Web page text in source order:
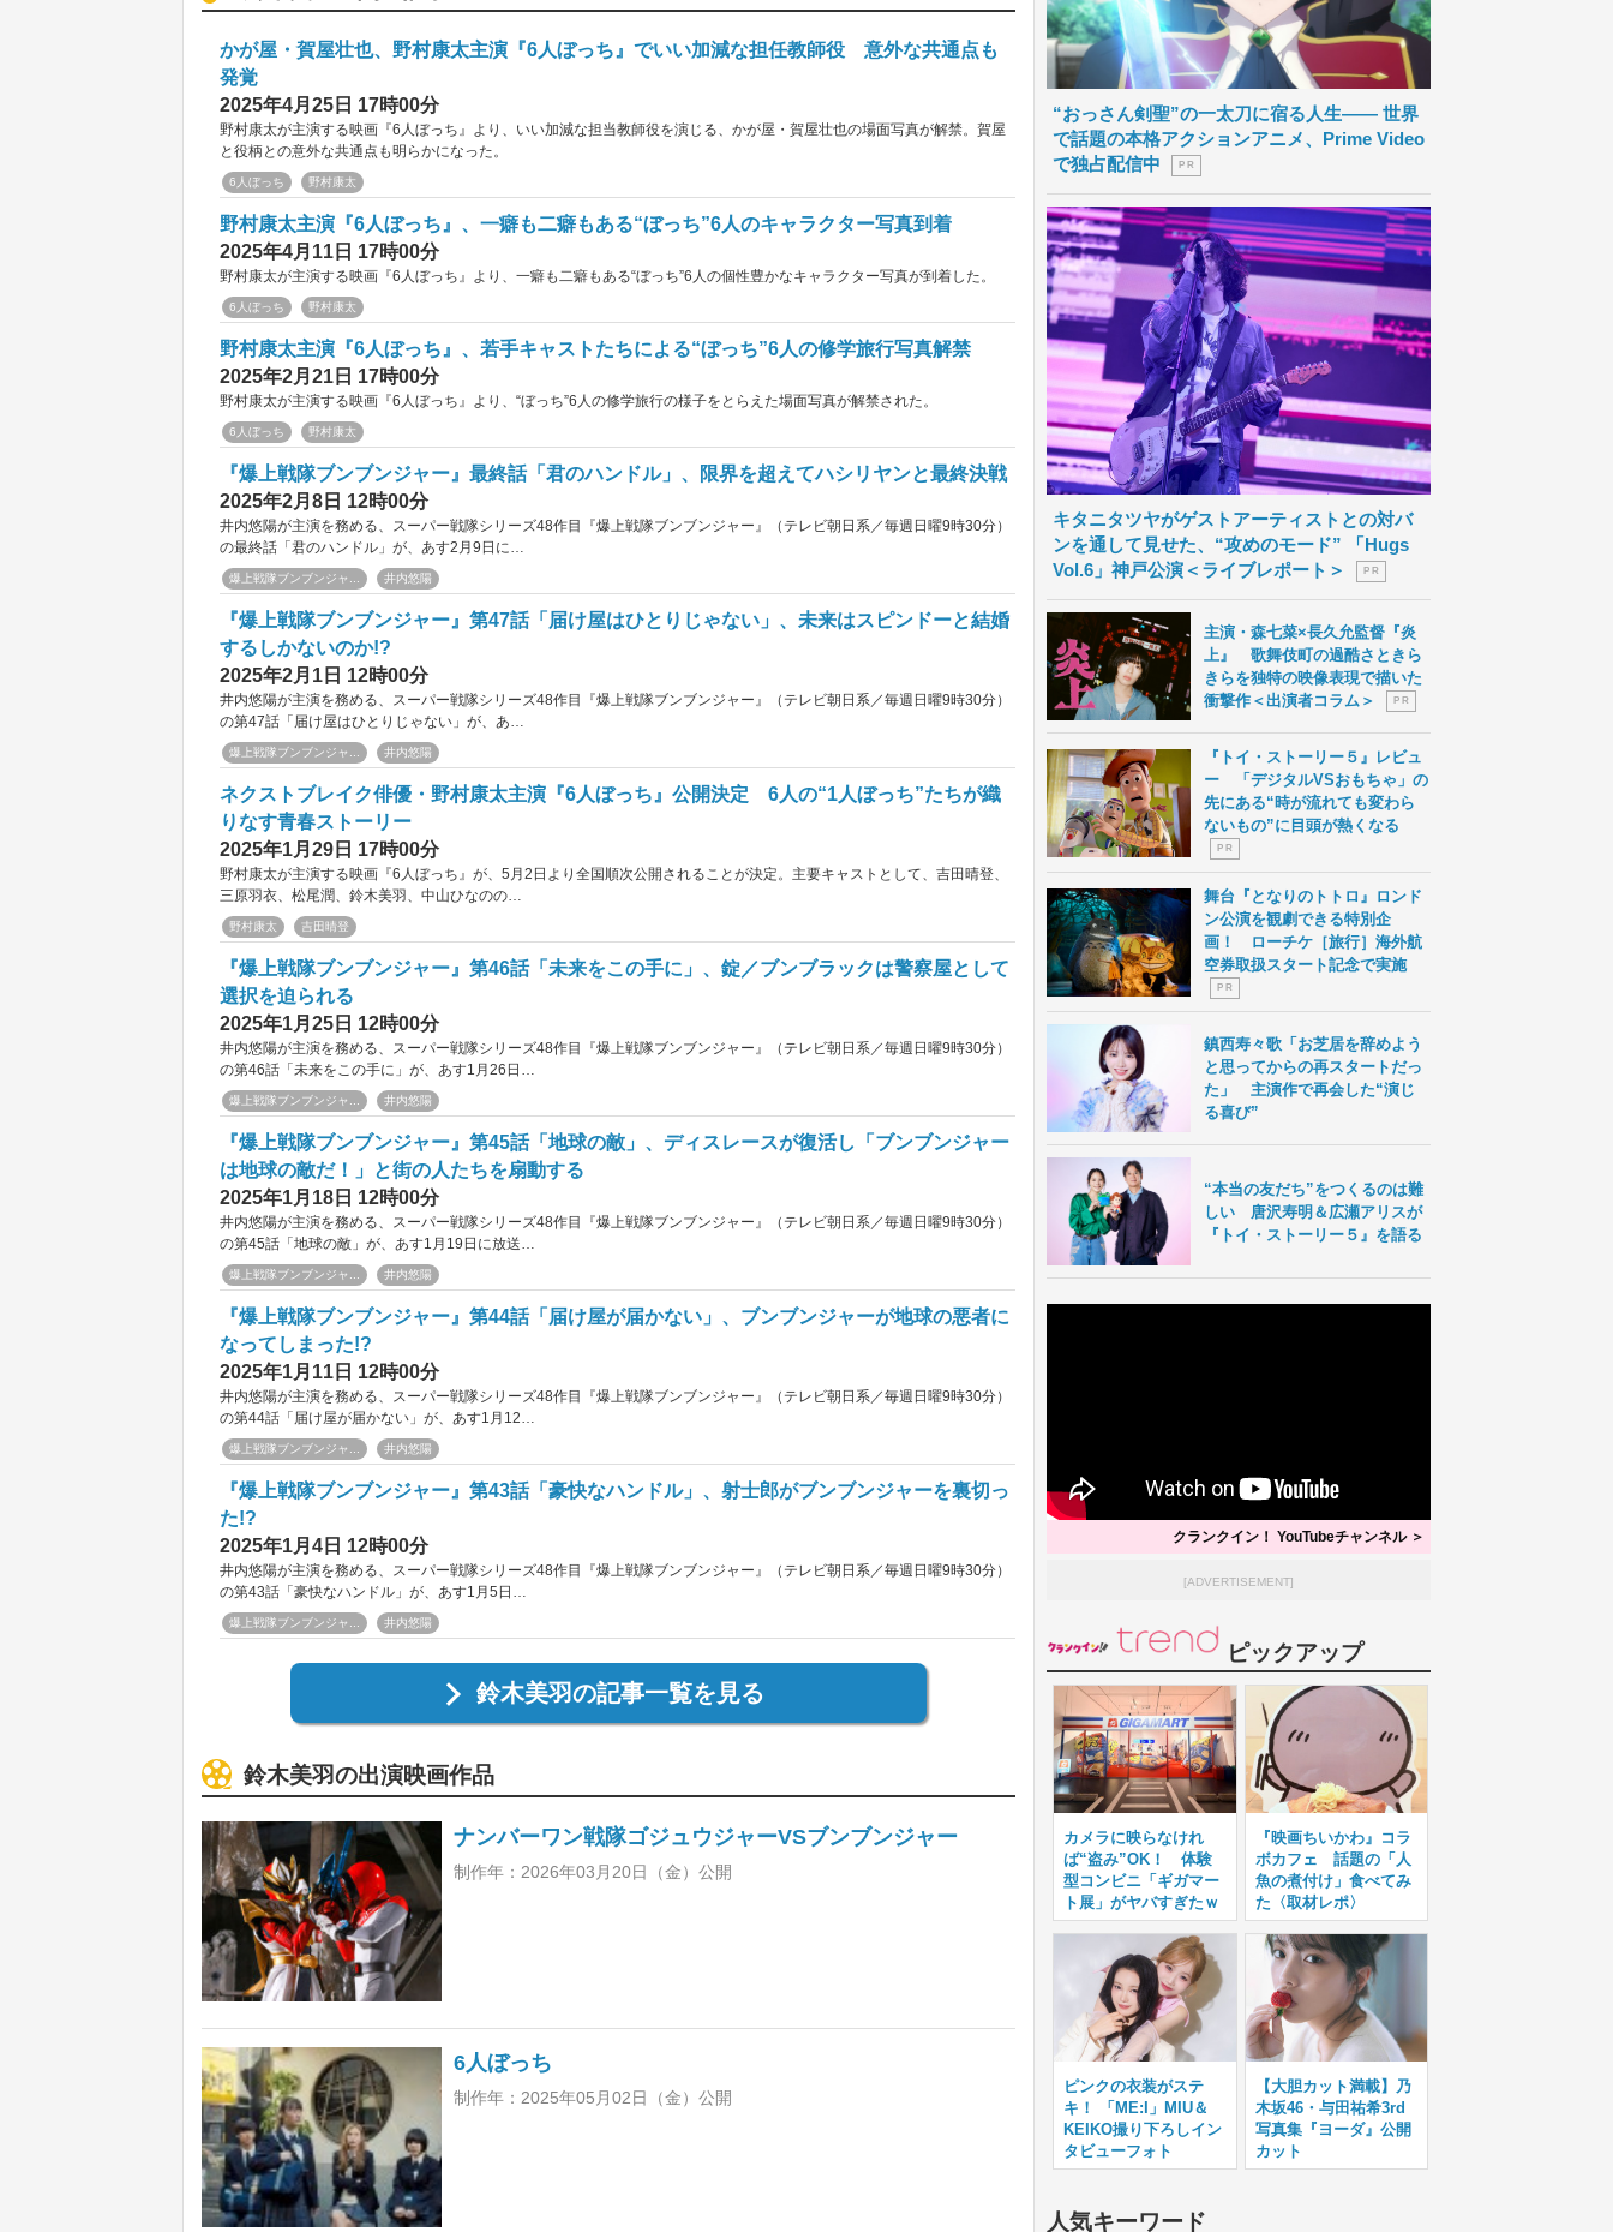
かが屋・賀屋壮也、野村康太主演『6人ぼっち』でいい加減な担任教師役 意外な共通点も
発覚
2025年4月25日 17時00分
野村康太が主演する映画『6人ぼっち』より、いい加減な担当教師役を演じる、かが屋・賀屋壮也の場面写真が解禁。賀屋
と役柄との意外な共通点も明らかになった。
6人ぼっち 野村康太
野村康太主演『6人ぼっち』、一癖も二癖もある“ぼっち”6人のキャラクター写真到着
2025年4月11日 17時00分
野村康太が主演する映画『6人ぼっち』より、一癖も二癖もある“ぼっち”6人の個性豊かなキャラクター写真が到着した。
6人ぼっち 野村康太
野村康太主演『6人ぼっち』、若手キャストたちによる“ぼっち”6人の修学旅行写真解禁
2025年2月21日 17時00分
野村康太が主演する映画『6人ぼっち』より、“ぼっち”6人の修学旅行の様子をとらえた場面写真が解禁された。
6人ぼっち 野村康太
『爆上戦隊ブンブンジャー』最終話「君のハンドル」、限界を超えてハシリヤンと最終決戦
2025年2月8日 12時00分
井内悠陽が主演を務める、スーパー戦隊シリーズ48作目『爆上戦隊ブンブンジャー』（テレビ朝日系／毎週日曜9時30分）
の最終話「君のハンドル」が、あす2月9日に…
爆上戦隊ブンブンジャ... 井内悠陽
『爆上戦隊ブンブンジャー』第47話「届け屋はひとりじゃない」、未来はスピンドーと結婚
するしかないのか!?
2025年2月1日 12時00分
井内悠陽が主演を務める、スーパー戦隊シリーズ48作目『爆上戦隊ブンブンジャー』（テレビ朝日系／毎週日曜9時30分）
の第47話「届け屋はひとりじゃない」が、あ…
爆上戦隊ブンブンジャ... 井内悠陽
ネクストブレイク俳優・野村康太主演『6人ぼっち』公開決定 6人の“1人ぼっち”たちが織
りなす青春ストーリー
2025年1月29日 17時00分
野村康太が主演する映画『6人ぼっち』が、5月2日より全国順次公開されることが決定。主要キャストとして、吉田晴登、
三原羽衣、松尾潤、鈴木美羽、中山ひなのの…
野村康太 吉田晴登
『爆上戦隊ブンブンジャー』第46話「未来をこの手に」、錠／ブンブラックは警察屋として
選択を迫られる
2025年1月25日 12時00分
井内悠陽が主演を務める、スーパー戦隊シリーズ48作目『爆上戦隊ブンブンジャー』（テレビ朝日系／毎週日曜9時30分）
の第46話「未来をこの手に」が、あす1月26日…
爆上戦隊ブンブンジャ... 井内悠陽
『爆上戦隊ブンブンジャー』第45話「地球の敵」、ディスレースが復活し「ブンブンジャー
は地球の敵だ！」と街の人たちを扇動する
2025年1月18日 12時00分
井内悠陽が主演を務める、スーパー戦隊シリーズ48作目『爆上戦隊ブンブンジャー』（テレビ朝日系／毎週日曜9時30分）
の第45話「地球の敵」が、あす1月19日に放送…
爆上戦隊ブンブンジャ... 井内悠陽
『爆上戦隊ブンブンジャー』第44話「届け屋が届かない」、ブンブンジャーが地球の悪者に
なってしまった!?
2025年1月11日 12時00分
井内悠陽が主演を務める、スーパー戦隊シリーズ48作目『爆上戦隊ブンブンジャー』（テレビ朝日系／毎週日曜9時30分）
の第44話「届け屋が届かない」が、あす1月12…
爆上戦隊ブンブンジャ... 井内悠陽
『爆上戦隊ブンブンジャー』第43話「豪快なハンドル」、射士郎がブンブンジャーを裏切っ
た!?
2025年1月4日 12時00分
井内悠陽が主演を務める、スーパー戦隊シリーズ48作目『爆上戦隊ブンブンジャー』（テレビ朝日系／毎週日曜9時30分）
の第43話「豪快なハンドル」が、あす1月5日…
爆上戦隊ブンブンジャ... 井内悠陽
鈴木美羽の記事一覧を見る
鈴木美羽の出演映画作品
ナンバーワン戦隊ゴジュウジャーVSブンブンジャー
制作年：2026年03月20日（金）公開
6人ぼっち
制作年：2025年05月02日（金）公開
“おっさん剣聖”の一太刀に宿る人生―― 世界
で話題の本格アクションアニメ、Prime Video
で独占配信中
P R
キタニタツヤがゲストアーティストとの対バ
ンを通して見せた、“攻めのモード” 「Hugs
Vol.6」神戸公演＜ライブレポート＞
P R
主演・森七菜×長久允監督『炎
上』 歌舞伎町の過酷さときら
きらを独特の映像表現で描いた
衝撃作＜出演者コラム＞
P R
『トイ・ストーリー５』レビュ
ー 「デジタルVSおもちゃ」の
先にある“時が流れても変わら
ないもの”に目頭が熱くなる
P R
舞台『となりのトトロ』ロンド
ン公演を観劇できる特別企
画！ ローチケ［旅行］海外航
空券取扱スタート記念で実施
P R
鎮西寿々歌「お芝居を辞めよう
と思ってからの再スタートだっ
た」 主演作で再会した“演じ
る喜び”
“本当の友だち”をつくるのは難
しい 唐沢寿明＆広瀬アリスが
『トイ・ストーリー５』を語る
クランクイン！ YouTubeチャンネル ＞
[ADVERTISEMENT]
ピックアップ
カメラに映らなけれ
ば“盗み”OK！ 体験
型コンビニ「ギガマー
ト展」がヤバすぎたｗ
『映画ちいかわ』コラ
ボカフェ 話題の「人
魚の煮付け」食べてみ
た〈取材レポ〉
ピンクの衣装がステ
キ！ 「ME:I」MIU＆
KEIKO撮り下ろしイン
タビューフォト
【大胆カット満載】乃
木坂46・与田祐希3rd
写真集『ヨーダ』公開
カット
人気キーワード